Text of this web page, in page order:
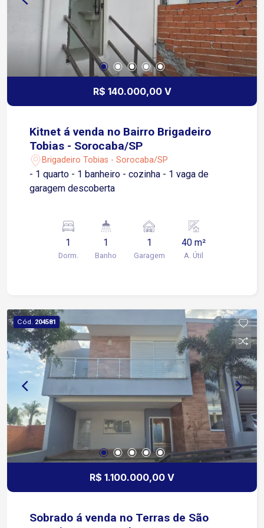
visita e conhecer pessoalmente o potencial
deste terreno.
R$ 140.000,00 V
Kitnet á venda no Bairro Brigadeiro
Tobias - Sorocaba/SP
Brigadeiro Tobias - Sorocaba/SP
- 1 quarto - 1 banheiro - cozinha - 1 vaga de
garagem descoberta
1
Dorm.
1
Banho
1
Garagem
40 m²
A. Útil
Cód. 204581
R$ 1.100.000,00 V
Sobrado á venda no Terras de São